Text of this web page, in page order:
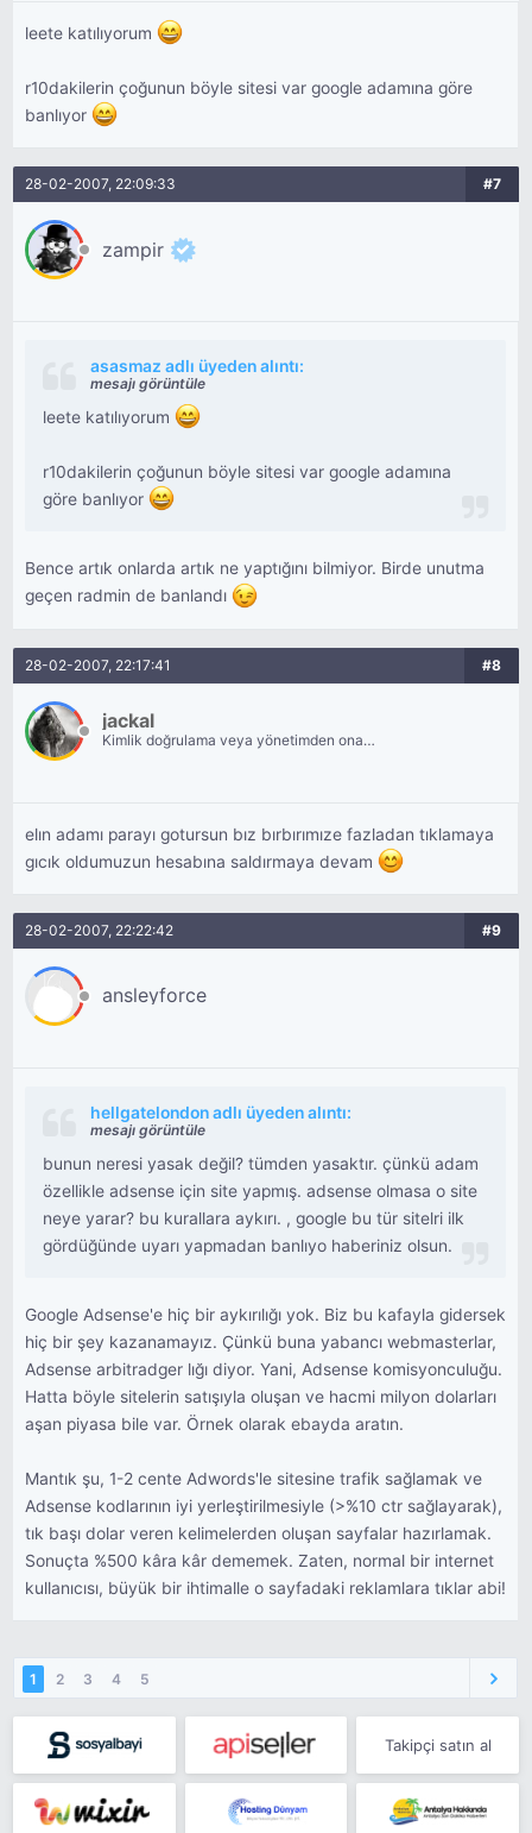
leete katılıyorum
r10dakilerin çoğunun böyle sitesi var google adamına göre
banlıyor
28-02-2007, 22:09:33 #7
zampir
asasmaz adlı üyeden alıntı:
mesajı görüntüle
leete katılıyorum
r10dakilerin çoğunun böyle sitesi var google adamına
göre banlıyor
Bence artık onlarda artık ne yaptığını bilmiyor. Birde unutma
geçen radmin de banlandı
28-02-2007, 22:17:41 #8
jackal
Kimlik doğrulama veya yönetimden onay
elın adamı parayı gotursun bız bırbırımıze fazladan tıklamaya
gıcık oldumuzun hesabına saldırmaya devam
28-02-2007, 22:22:42 #9
ansleyforce
hellgatelondon adlı üyeden alıntı:
mesajı görüntüle
bunun neresi yasak değil? tümden yasaktır. çünkü adam
özellikle adsense için site yapmış. adsense olmasa o site
neye yarar? bu kurallara aykırı. , google bu tür sitelri ilk
gördüğünde uyarı yapmadan banlıyo haberiniz olsun.
Google Adsense'e hiç bir aykırılığı yok. Biz bu kafayla gidersek
hiç bir şey kazanamayız. Çünkü buna yabancı webmasterlar,
Adsense arbitradger lığı diyor. Yani, Adsense komisyonculuğu.
Hatta böyle sitelerin satışıyla oluşan ve hacmi milyon dolarları
aşan piyasa bile var. Örnek olarak ebayda aratın.
Mantık şu, 1-2 cente Adwords'le sitesine trafik sağlamak ve
Adsense kodlarının iyi yerleştirilmesiyle (>%10 ctr sağlayarak),
tık başı dolar veren kelimelerden oluşan sayfalar hazırlamak.
Sonuçta %500 kâra kâr dememek. Zaten, normal bir internet
kullanıcısı, büyük bir ihtimalle o sayfadaki reklamlara tıklar abi!
1 2 3 4 5
Takipçi satın al